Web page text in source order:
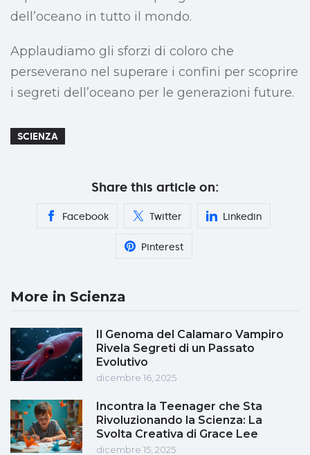
dell’oceano in tutto il mondo.
Applaudiamo gli sforzi di coloro che
perseverano nel superare i confini per scoprire
i segreti dell’oceano per le generazioni future.
SCIENZA
Share this article on:
Facebook Twitter Linkedin
Pinterest
More in Scienza
Il Genoma del Calamaro Vampiro
Rivela Segreti di un Passato
Evolutivo
dicembre 16, 2025
Incontra la Teenager che Sta
Rivoluzionando la Scienza: La
Svolta Creativa di Grace Lee
dicembre 15, 2025